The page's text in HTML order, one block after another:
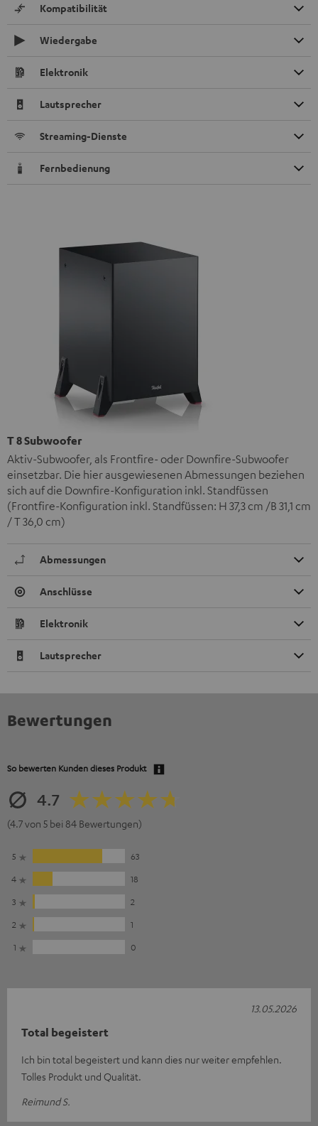
Kompatibilität
Wiedergabe
Elektronik
Lautsprecher
Streaming-Dienste
Fernbedienung
T 8 Subwoofer
Aktiv-Subwoofer, als Frontfire- oder Downfire-Subwoofer
einsetzbar. Die hier ausgewiesenen Abmessungen beziehen
sich auf die Downfire-Konfiguration inkl. Standfüssen
(Frontfire-Konfiguration inkl. Standfüssen: H 37,3 cm /B 31,1 cm
/ T 36,0 cm)
Abmessungen
Anschlüsse
Elektronik
Lautsprecher
Bewertungen
So bewerten Kunden dieses Produkt
4.7
(4.7 von 5 bei 84 Bewertungen)
5
63
4
18
3
2
2
1
1
0
Total begeistert
Ich bin total begeistert und kann dies nur weiter empfehlen.
Tolles Produkt und Qualität.
Reimund S.
13.05.2026